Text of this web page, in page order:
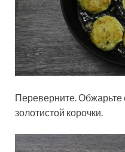
Переверните.
золотистой корочки.